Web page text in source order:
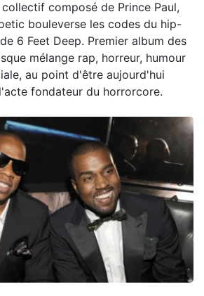
composé de Prince Paul,
bouleverse les codes du hip-
6 Feet Deep. Premier album des
mélange rap, horreur, humour
au point d'être aujourd'hui
fondateur du horrorcore.